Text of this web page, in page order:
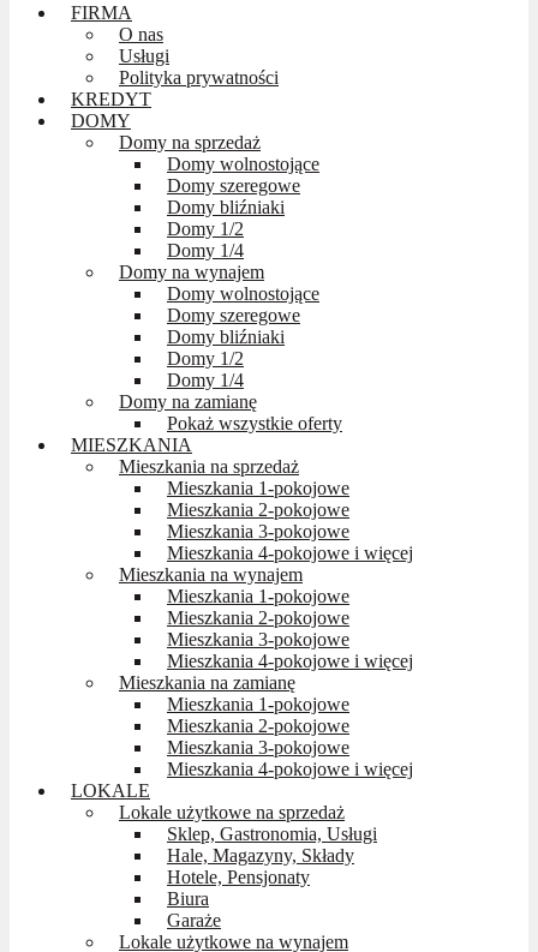
FIRMA
O nas
Usługi
Polityka prywatności
KREDYT
DOMY
Domy na sprzedaż
Domy wolnostojące
Domy szeregowe
Domy bliźniaki
Domy 1/2
Domy 1/4
Domy na wynajem
Domy wolnostojące
Domy szeregowe
Domy bliźniaki
Domy 1/2
Domy 1/4
Domy na zamianę
Pokaż wszystkie oferty
MIESZKANIA
Mieszkania na sprzedaż
Mieszkania 1-pokojowe
Mieszkania 2-pokojowe
Mieszkania 3-pokojowe
Mieszkania 4-pokojowe i więcej
Mieszkania na wynajem
Mieszkania 1-pokojowe
Mieszkania 2-pokojowe
Mieszkania 3-pokojowe
Mieszkania 4-pokojowe i więcej
Mieszkania na zamianę
Mieszkania 1-pokojowe
Mieszkania 2-pokojowe
Mieszkania 3-pokojowe
Mieszkania 4-pokojowe i więcej
LOKALE
Lokale użytkowe na sprzedaż
Sklep, Gastronomia, Usługi
Hale, Magazyny, Składy
Hotele, Pensjonaty
Biura
Garaże
Lokale użytkowe na wynajem